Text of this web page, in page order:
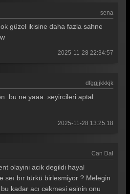
sena
güzel ikisine daha fazla sahne
2025-11-28 22:34:57
dfggjjkkkjk
bu ne yaaa. seyircileri aptal
2025-11-28 13:25:18
Can Dal
olayini acik degildi hayal
seı bır türkü birlesmiyor ? Melegin
kadar acı cekmesi esinin onu